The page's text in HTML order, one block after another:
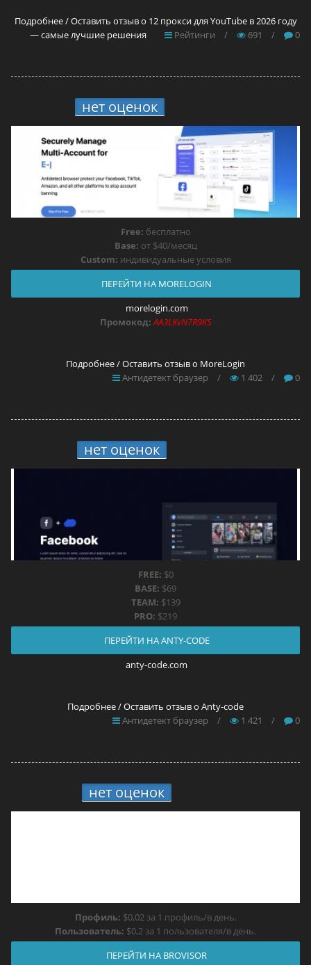
Подробнее / Оставить отзыв о 12 прокси для YouTube в 2026 году
— самые лучшие решения
Рейтинги / 691 / 0
нет оценок
Free: бесплатно
Base: от $40/месяц
Custom: индивидуальные условия
ПЕРЕЙТИ НА MORELOGIN
morelogin.com
Промокод: AA3LKvN7R9KS
Подробнее / Оставить отзыв о MoreLogin
Антидетект браузер
/ 1 402 / 0
нет оценок
FREE: $0
BASE: $69
TEAM: $139
PRO: $219
ПЕРЕЙТИ НА ANTY-CODE
anty-code.com
Подробнее / Оставить отзыв о Anty-code
Антидетект браузер
/ 1 421 / 0
нет оценок
Профиль: $0,02 за 1 профиль/в день.
Пользователь: $0,2 за 1 пользователя/в день.
ПЕРЕЙТИ НА BROVISOR